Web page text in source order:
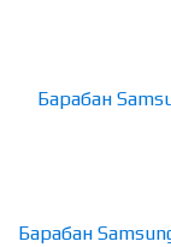
Барабан